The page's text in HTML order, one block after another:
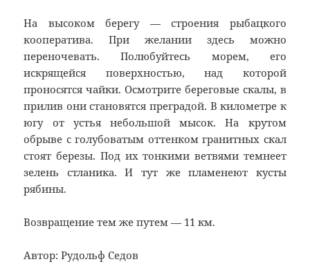
На высоком берегу — строения рыбацкого
кооператива. При желании здесь можно
переночевать. Полюбуйтесь морем, его
искрящейся поверхностью, над которой
проносятся чайки. Осмотрите береговые скалы, в
прилив они становятся преградой. В километре к
югу от устья небольшой мысок. На крутом
обрыве с голубоватым оттенком гранитных скал
стоят березы. Под их тонкими ветвями темнеет
зелень стланика. И тут же пламенеют кусты
рябины.
Возвращение тем же путем — 11 км.
Автор: Рудольф Седов